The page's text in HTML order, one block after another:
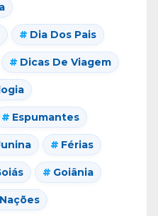
Dia Dos Pais
Dicas De Viagem
Espumantes
Férias
Goiânia